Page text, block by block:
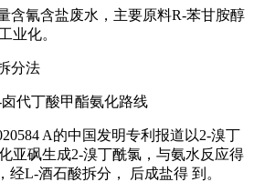
含氰含盐废水，主要原料R-苯甘胺醇
业化。
分法
代丁酸甲酯氨化路线
A的中国发明专利报道以2-溴丁
亚砜生成2-溴丁酰氯，与氨水反应得
经L-酒石酸拆分， 后成盐得 到。